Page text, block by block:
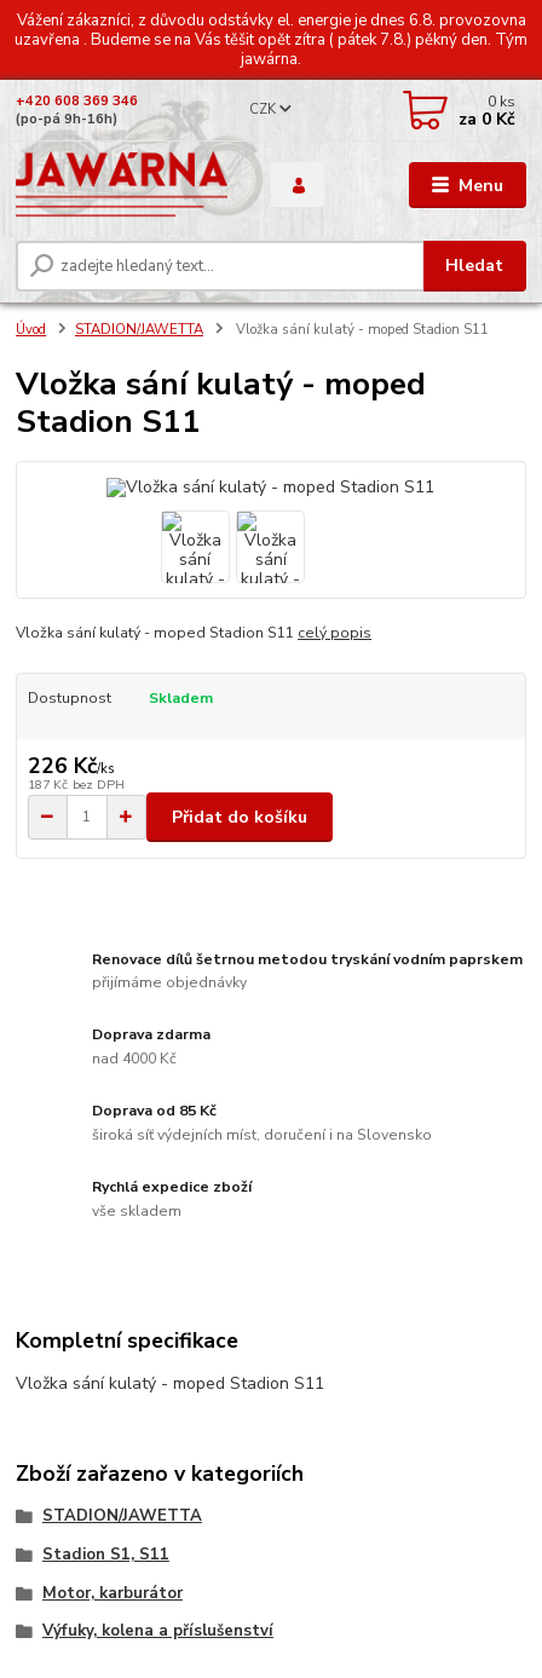
Vážení zákazníci, z důvodu odstávky el. energie je dnes 6.8. provozovna
uzavřena . Budeme se na Vás těšit opět zítra ( pátek 7.8.) pěkný den. Tým
jawárna.
Menu
CZK
Hledat
+420 608 369 346
(po-pá 9h-16h)
0 ks
za 0 Kč
Úvod STADION/JAWETTA Vložka sání kulatý - moped Stadion S11
Vložka sání kulatý - moped
Stadion S11
Vložka sání kulatý - moped Stadion S11 celý popis
Dostupnost Skladem
226 Kč/ks
187 Kč bez DPH
Přidat do košíku
Renovace dílů šetrnou metodou tryskání vodním paprskem
přijímáme objednávky
Doprava zdarma
nad 4000 Kč
Doprava od 85 Kč
široká síť výdejních míst, doručení i na Slovensko
Rychlá expedice zboží
vše skladem
Kompletní specifikace
Vložka sání kulatý - moped Stadion S11
Zboží zařazeno v kategoriích
STADION/JAWETTA
Stadion S1, S11
Motor, karburátor
Výfuky, kolena a příslušenství